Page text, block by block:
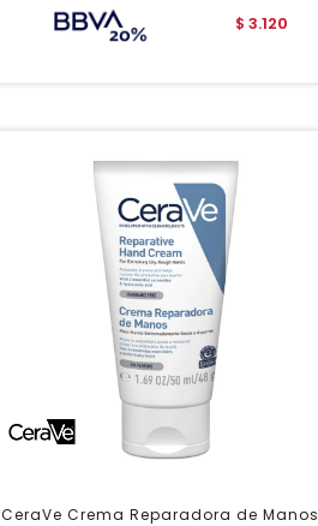
$ 3.120
CeraVe Crema Reparadora de Manos